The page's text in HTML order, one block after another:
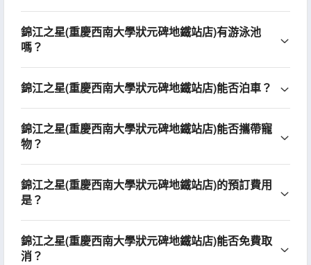
錦江之星(重慶西南大學狀元碑地鐵站店)有游泳池
嗎？
錦江之星(重慶西南大學狀元碑地鐵站店)能否泊車？
錦江之星(重慶西南大學狀元碑地鐵站店)能否攜帶寵
物？
錦江之星(重慶西南大學狀元碑地鐵站店)的預訂費用
是？
錦江之星(重慶西南大學狀元碑地鐵站店)能否免費取
消？